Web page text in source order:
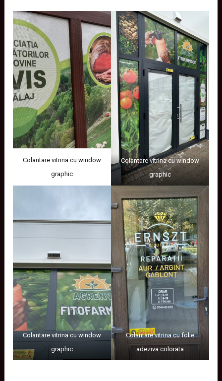
Colantare vitrina cu window
graphic
Colantare vitrina cu window
graphic
Colantare vitrina cu window
graphic
Colantare vitrina cu folie
adeziva colorata